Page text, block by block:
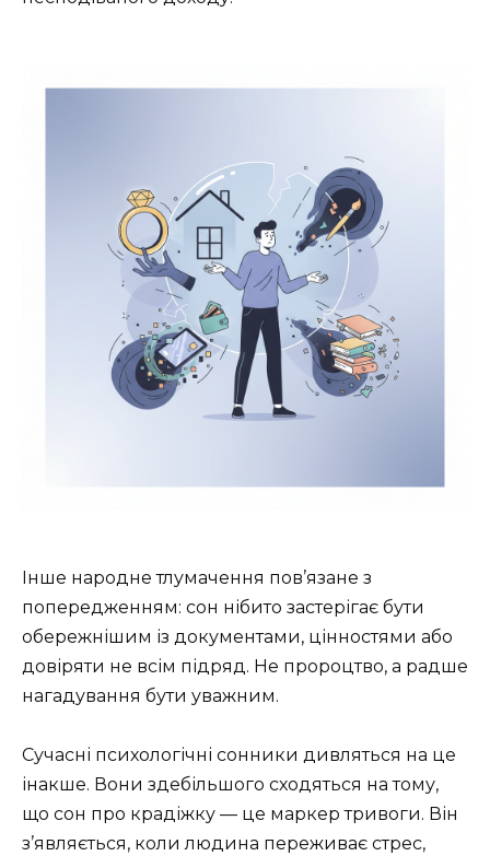
Інше народне тлумачення пов’язане з
попередженням: сон нібито застерігає бути
обережнішим із документами, цінностями або
довіряти не всім підряд. Не пророцтво, а радше
нагадування бути уважним.
Сучасні психологічні сонники дивляться на це
інакше. Вони здебільшого сходяться на тому,
що сон про крадіжку — це маркер тривоги. Він
з’являється, коли людина переживає стрес,